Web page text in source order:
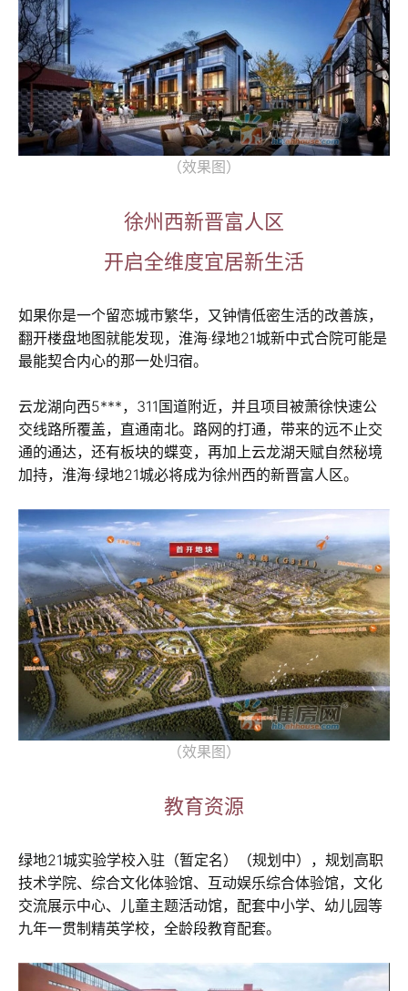
（效果图）
徐州西新晋富人区
开启全维度宜居新生活
如果你是一个留恋城市繁华，又钟情低密生活的改善族，
翻开楼盘地图就能发现，淮海·绿地21城新中式合院可能是
最能契合内心的那一处归宿。
云龙湖向西5***，311国道附近，并且项目被萧徐快速公
交线路所覆盖，直通南北。路网的打通，带来的远不止交
通的通达，还有板块的蝶变，再加上云龙湖天赋自然秘境
加持，淮海·绿地21城必将成为徐州西的新晋富人区。
（效果图）
教育资源
绿地21城实验学校入驻（暂定名）（规划中），规划高职
技术学院、综合文化体验馆、互动娱乐综合体验馆，文化
交流展示中心、儿童主题活动馆，配套中小学、幼儿园等
九年一贯制精英学校，全龄段教育配套。